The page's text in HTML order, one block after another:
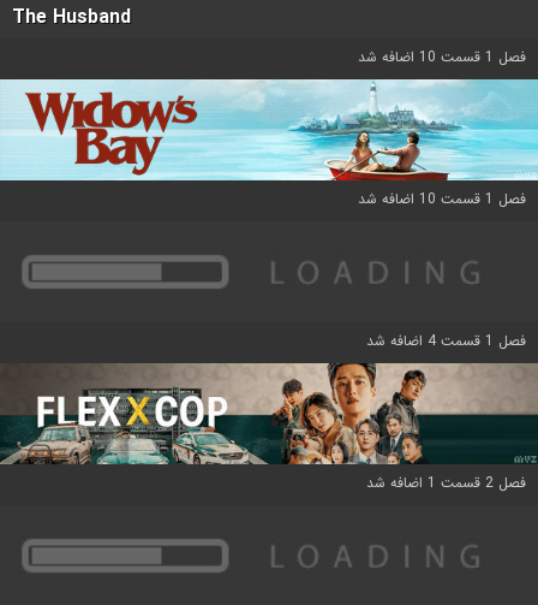
The Husband
فصل 1 قسمت 10 اضافه شد
فصل 1 قسمت 10 اضافه شد
فصل 1 قسمت 4 اضافه شد
فصل 2 قسمت 1 اضافه شد